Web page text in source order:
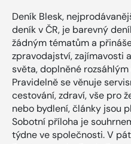
Deník Blesk,
deník v ČR, je barevný
žádným tématům a
zpravodajství, zajímavosti
světa, doplněné
Pravidelně se věnuje
cestování, zdraví, vše pro
nebo bydlení, články jsou
Sobotní příloha je
týdne ve společnosti. V